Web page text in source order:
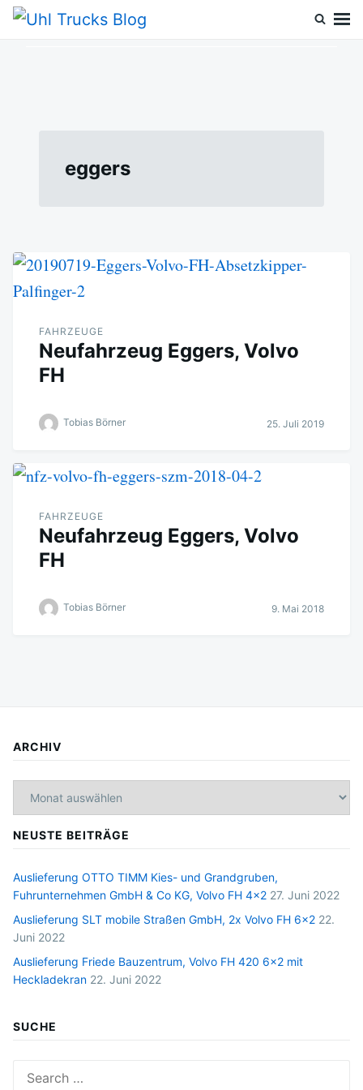
SkipSearch
eggers
FAHRZEUGE
Neufahrzeug Eggers, Volvo
FH
Tobias Börner 25. Juli 2019
FAHRZEUGE
Neufahrzeug Eggers, Volvo
FH
Tobias Börner 9. Mai 2018
ARCHIV
NEUSTE BEITRÄGE
Auslieferung OTTO TIMM Kies- und Grandgruben,
Fuhrunternehmen GmbH & Co KG, Volvo FH 4×2 27. Juni 2022
Auslieferung SLT mobile Straßen GmbH, 2x Volvo FH 6×2 22.
Juni 2022
Auslieferung Friede Bauzentrum, Volvo FH 420 6×2 mit
Heckladekran 22. Juni 2022
SUCHE
for: